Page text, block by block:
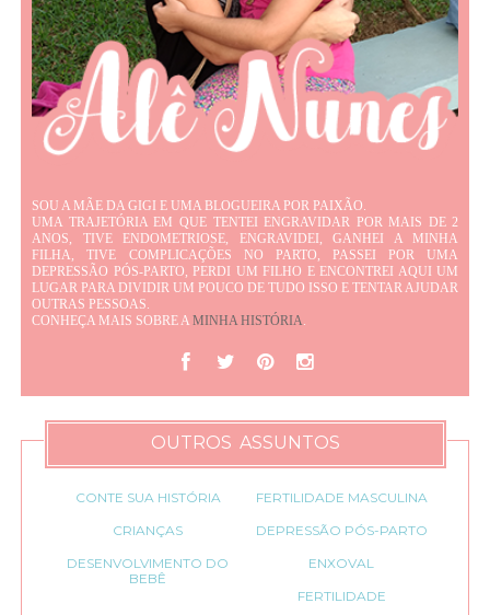
SOU A MÃE DA GIGI E UMA BLOGUEIRA POR PAIXÃO.
UMA TRAJETÓRIA EM QUE TENTEI ENGRAVIDAR POR MAIS DE 2
ANOS, TIVE ENDOMETRIOSE, ENGRAVIDEI, GANHEI A MINHA
FILHA, TIVE COMPLICAÇÕES NO PARTO, PASSEI POR UMA
DEPRESSÃO PÓS-PARTO, PERDI UM FILHO E ENCONTREI AQUI UM
LUGAR PARA DIVIDIR UM POUCO DE TUDO ISSO E TENTAR AJUDAR
OUTRAS PESSOAS.
CONHEÇA MAIS SOBRE AMINHA HISTÓRIA.
OUTROS ASSUNTOS
CONTE SUA HISTÓRIA
FERTILIDADE MASCULINA
CRIANÇAS
DEPRESSÃO PÓS-PARTO
DESENVOLVIMENTO DO
BEBÊ
ENXOVAL
FERTILIDADE